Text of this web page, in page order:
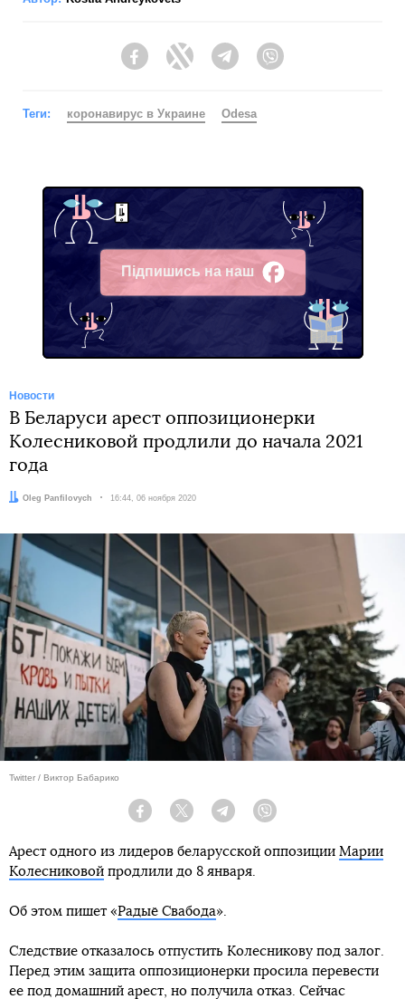
FacebookTwitter Telegram
Теги: коронавирус в Украине Odesa
Підпишись на наш
Facebook
Новости
В Беларуси арест оппозиционерки
Колесниковой продлили до начала 2021
года
Автор:
Oleg Panfilovych Дата:
16:44, 06 ноября 2020
Twitter / Виктор Бабарико
Facebook Twitter Telegram
Арест одного из лидеров беларусской оппозиции Марии
Колесниковой продлили до 8 января.
Об этом пишет «Радыё Свабода».
Следствие отказалось отпустить Колесникову под залог.
Перед этим защита оппозиционерки просила перевести
ее под домашний арест, но получила отказ. Сейчас